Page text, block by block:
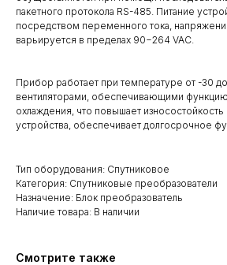
пакетного протокола RS-485. Питание
посредством переменного тока,
варьируется в пределах 90−264 VAC.
Прибор работает при температуре от -30
вентиляторами, обеспечивающими
охлаждения, что повышает
устройства, обеспечивает долгосрочное
Тип оборудования: Спутниковое
Категория: Спутниковые преобразователи
Назначение: Блок преобразователь
Наличие товара: В наличии
Смотрите также